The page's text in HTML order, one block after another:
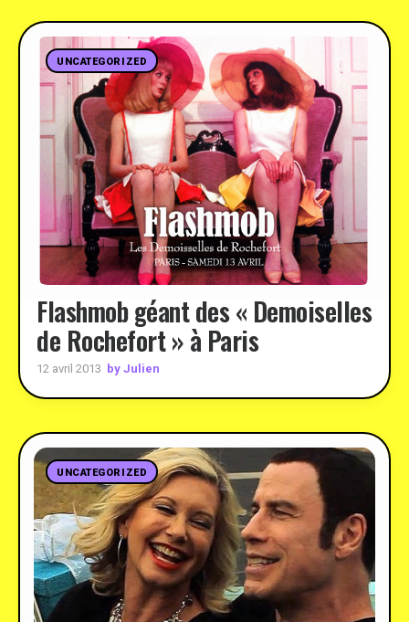
UNCATEGORIZED
Flashmob géant des « Demoiselles
de Rochefort » à Paris
12 avril 2013 by Julien
UNCATEGORIZED